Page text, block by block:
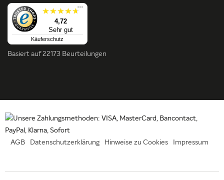
4,72
Sehr gut
...
Käuferschutz
Basiert auf22173 Beurteilungen
AGB Datenschutzerklärung Hinweise zu Cookies Impressum